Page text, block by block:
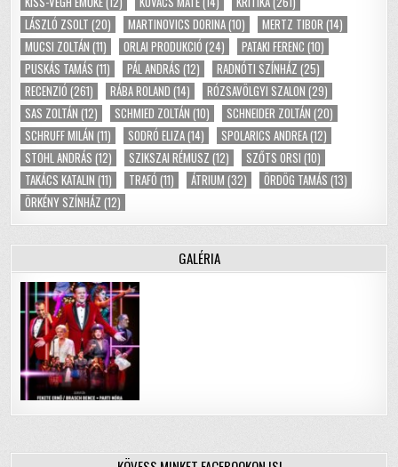
LÁSZLÓ ZSOLT (20) MARTINOVICS DORINA(10) MERTZ TIBOR (14)
MUCSI ZOLTÁN (11) ORLAI PRODUKCIÓ (24) PATAKI FERENC (10)
PUSKÁS TAMÁS (11) PÁL ANDRÁS (12) RADNÓTI SZÍNHÁZ (25)
RECENZIÓ (261) RÁBA ROLAND (14) RÓZSAVÖLGYI SZALON (29)
SAS ZOLTÁN (12) SCHMIED ZOLTÁN (10) SCHNEIDER ZOLTÁN (20)
SCHRUFF MILÁN (11) SODRÓ ELIZA(14) SPOLARICS ANDREA(12)
STOHL ANDRÁS (12) SZIKSZAI RÉMUSZ (12) SZŐTS ORSI (10)
TAKÁCS KATALIN (11) TRAFÓ (11) ÁTRIUM (32) ÖRDÖG TAMÁS (13)
ÖRKÉNY SZÍNHÁZ (12)
GALÉRIA